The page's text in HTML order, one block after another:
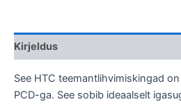
Kirjeldus
See HTC teemantlihvimiskingad
PCD-ga. See sobib ideaalselt